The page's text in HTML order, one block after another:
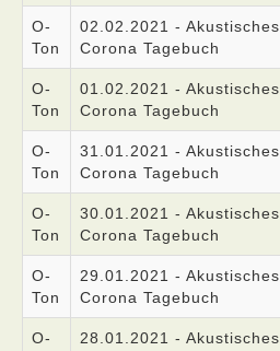
O-
Ton
02.02.2021 - Akustisches
Corona Tagebuch
O-
Ton
01.02.2021 - Akustisches
Corona Tagebuch
O-
Ton
31.01.2021 - Akustisches
Corona Tagebuch
O-
Ton
30.01.2021 - Akustisches
Corona Tagebuch
O-
Ton
29.01.2021 - Akustisches
Corona Tagebuch
O- 28.01.2021 - Akustisches